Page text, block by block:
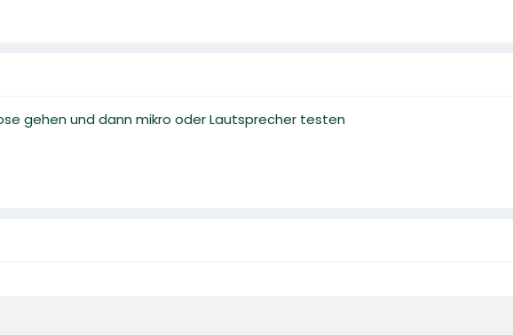
gehen und dann mikro oder Lautsprecher testen